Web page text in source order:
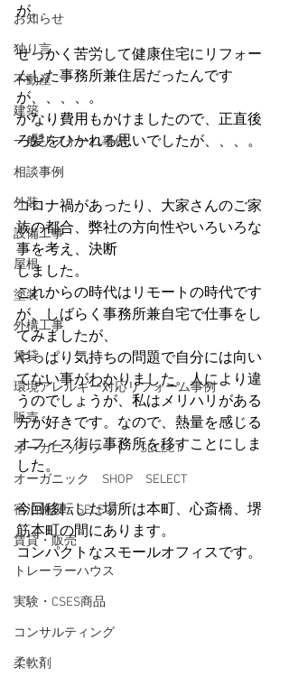
お知らせ
独り言
不動産
建築
一般リフォーム事例
相談事例
外装
設備工事
屋根
塗装
外構工事
賃貸
環境アレルギー対応リフォーム事例
販売
オーガニックフード SELECT
オーガニック SHOP SELECT
宿泊施設 SELECT
賃貸・販売
トレーラーハウス
実験・CSES商品
コンサルティング
柔軟剤
が。
せっかく苦労して健康住宅にリフォー
ムした事務所兼住居だったんです
が、、、、。
かなり費用もかけましたので、正直後
ろ髪をひかれる思いでしたが、、、。
コロナ禍があったり、大家さんのご家
族の都合、弊社の方向性やいろいろな
事を考え、決断
しました。
これからの時代はリモートの時代です
が、しばらく事務所兼自宅で仕事をし
てみましたが、
やっぱり気持ちの問題で自分には向い
てない事がわかりました。人により違
うのでしょうが、私はメリハリがある
方が好きです。なので、熱量を感じる
オフィス街に事務所を移すことにしま
した。
今回移転した場所は本町、心斎橋、堺
筋本町の間にあります。
コンパクトなスモールオフィスです。